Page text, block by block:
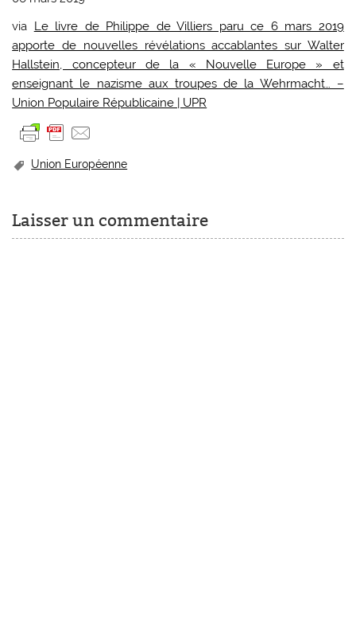
via Le livre de Philippe de Villiers paru ce 6 mars 2019
apporte de nouvelles révélations accablantes sur Walter
Hallstein, concepteur de la « Nouvelle Europe » et
enseignant le nazisme aux troupes de la Wehrmacht… –
Union Populaire Républicaine | UPR
Union Européenne
Laisser un commentaire